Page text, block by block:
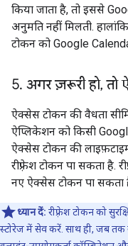
किया जाता है, तो इससे
अनुमति नहीं मिलती.
टोकन को Google
5. अगर ज़रूरी हो, तो
ऐक्सेस टोकन की वैधता
ऐप्लिकेशन को किसी
ऐक्सेस टोकन की
रीफ़्रेश टोकन पा सकता है.
नए ऐक्सेस टोकन पा सकता
ध्यान दें: रीफ़्रेश टोकन को
स्टोरेज में सेव करें. साथ ही, जब तक